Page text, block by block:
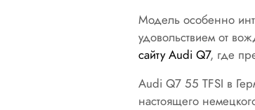
Модель особенно
удовольствием от
сайту Audi Q7, где
Audi Q7 55 TFSI в
настоящего